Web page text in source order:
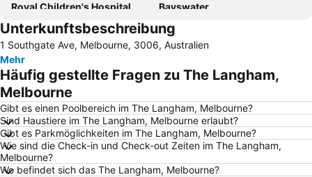
Royal Children's Hospital
Bayswater
Southbank
Australian Formula 1 Grand Prix
Preston
St Andrews
Bahnhof Flinders Street
Crown Entertainment Complex and Casino
Germanicos Fine Suits
Melbourne City Tourist Shuttle
Etihad Stadion Melbourne
Queen-Victoria-Markt
Collingwood
Parkville
Brunswick
Moonee Ponds
Coburg
Unterkunftsbeschreibung
1 Southgate Ave, Melbourne, 3006, Australien
Mehr
Häufig gestellte Fragen zu The Langham,
Melbourne
Gibt es einen Poolbereich im The Langham, Melbourne?
Sind Haustiere im The Langham, Melbourne erlaubt?
Gibt es Parkmöglichkeiten im The Langham, Melbourne?
Wie sind die Check-in und Check-out Zeiten im The Langham,
Melbourne?
Wo befindet sich das The Langham, Melbourne?